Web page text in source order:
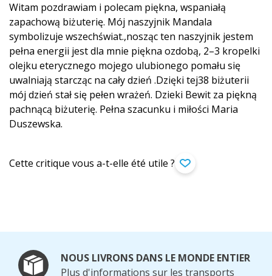
Witam pozdrawiam i polecam piękna, wspaniałą
zapachową biżuterię. Mój naszyjnik Mandala
symbolizuje wszechświat.,nosząc ten naszyjnik jestem
pełna energii jest dla mnie piękna ozdobą, 2–3 kropelki
olejku eterycznego mojego ulubionego pomału się
uwalniają starcząc na cały dzień .Dzięki tej38 biżuterii
mój dzień stał się pełen wrażeń. Dzieki Bewit za piękną
pachnącą biżuterię. Pełna szacunku i miłości Maria
Duszewska.
Cette critique vous a-t-elle été utile ?
NOUS LIVRONS DANS LE MONDE ENTIER
Plus d'informations sur les transports